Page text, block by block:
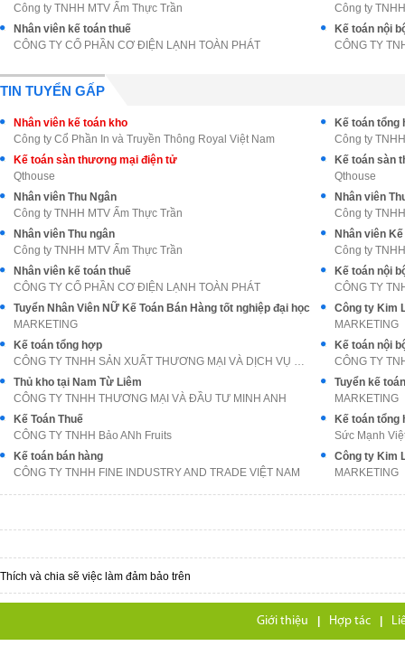
Công ty TNHH MTV Ẩm Thực Trần
Công ty
Nhân viên kế toán thuế
CÔNG TY CỔ PHẦN CƠ ĐIỆN LẠNH TOÀN PHÁT
Kế toán nội
CÔNG TY
TIN TUYỂN GẤP
Nhân viên kế toán kho
Công ty Cổ Phần In và Truyền Thông Royal Việt Nam
Kế toán tổng
Công ty
Kế toán sàn thương mại điện tử
Qthouse
Kế toán sàn
Qthouse
Nhân viên Thu Ngân
Công ty TNHH MTV Ẩm Thực Trần
Nhân viên
Công ty
Nhân viên Thu ngân
Công ty TNHH MTV Ẩm Thực Trần
Nhân viên
Công ty
Nhân viên kế toán thuế
CÔNG TY CỔ PHẦN CƠ ĐIỆN LẠNH TOÀN PHÁT
Kế toán nội
CÔNG TY
Tuyển Nhân Viên NỮ Kế Toán Bán Hàng tốt nghiệp đại học
MARKETING
MARKETING
Kế toán tổng hợp
Kế toán nội
CÔNG TY
Thủ kho tại Nam Từ Liêm
CÔNG TY TNHH THƯƠNG MẠI VÀ ĐẦU TƯ MINH ANH
MARKETING
Kế Toán Thuế
CÔNG TY TNHH Bảo ANh Fruits
Kế toán tổng
Sức Mạnh
Kế toán bán hàng
CÔNG TY TNHH FINE INDUSTRY AND TRADE VIỆT NAM
MARKETING
Thích và chia sẽ việc làm đảm bảo trên
Giới thiệu | Hợp tác |